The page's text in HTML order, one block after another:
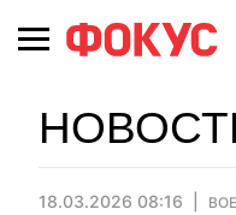
18.03.2026 08:16